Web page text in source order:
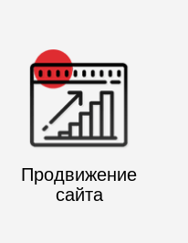
Продвижение
сайта